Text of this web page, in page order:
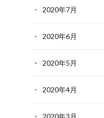
2020年7月
2020年6月
2020年5月
2020年4月
2020年3月